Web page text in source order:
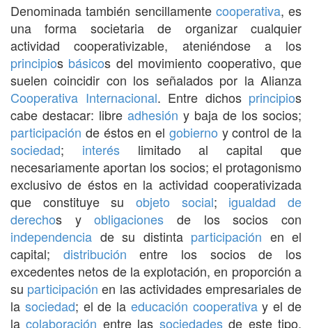
Denominada también sencillamente cooperativa, es
una forma societaria de organizar cualquier
actividad cooperativizable, ateniéndose a los
principios básicos del movimiento cooperativo, que
suelen coincidir con los señalados por la Alianza
Cooperativa Internacional. Entre dichos principios
cabe destacar: libre adhesión y baja de los socios;
participación de éstos en el gobierno y control de la
sociedad; interéslimitado al capital que
necesariamente aportan los socios; el protagonismo
exclusivo de éstos en la actividad cooperativizada
que constituye su objeto social; igualdad
de
derechos yobligaciones de los socios con
independencia de su distinta participación en el
capital; distribución entre los socios de los
excedentes netos de la explotación, en proporción a
su participación en las actividades empresariales de
la sociedad; el de la educación cooperativay el de
lacolaboración entre las sociedadesde este tipo.